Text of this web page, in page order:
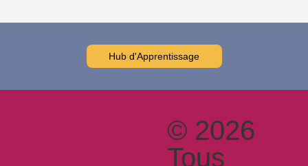
Hub d'Apprentissage
© 2026
Tous